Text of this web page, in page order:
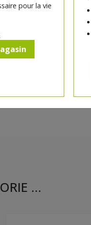
pour la vie
Ce
...